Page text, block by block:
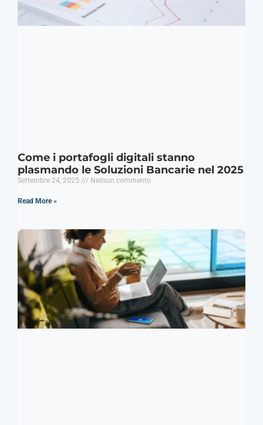
Come i portafogli digitali stanno
plasmando le Soluzioni Bancarie nel 2025
Settembre 24, 2025 Nessun commento
Read More »